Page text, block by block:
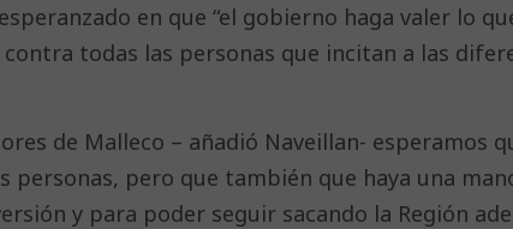
en que “el gobierno haga valer lo
todas las personas que incitan a las
de Malleco – añadió Naveillan- esperamos
personas, pero que también que haya una
y para poder seguir sacando la Región